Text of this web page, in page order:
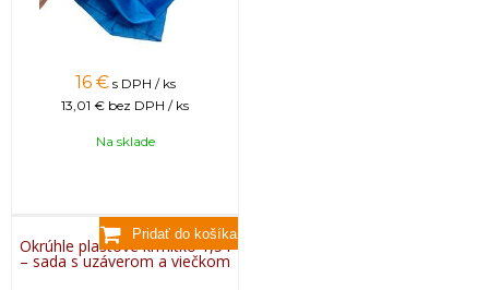
16 € s DPH / ks
13,01 € bez DPH / ks
Na sklade
Okrúhle plastové krmítko 1,5 l
– sada s uzáverom a viečkom